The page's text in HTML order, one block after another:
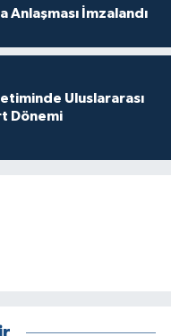
Anlaşması İmzalandı
Uluslararası
Dönemi